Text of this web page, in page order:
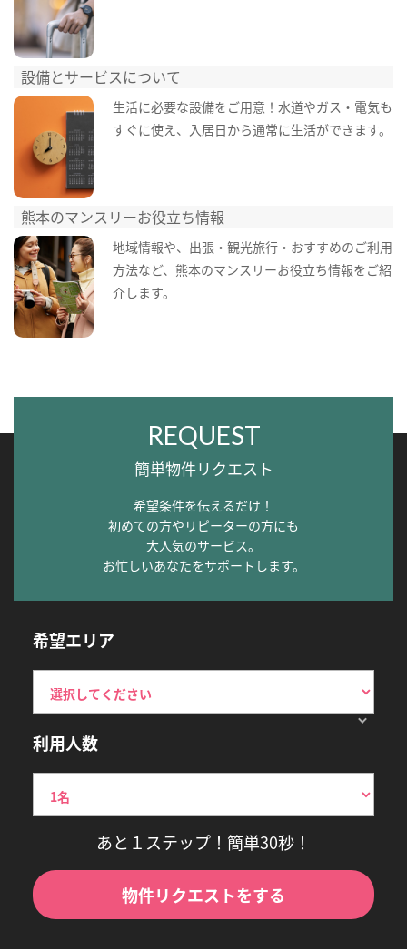
設備とサービスについて
生活に必要な設備をご用意！水道やガス・電気も
すぐに使え、入居日から通常に生活ができます。
熊本のマンスリーお役立ち情報
地域情報や、出張・観光旅行・おすすめのご利用
方法など、熊本のマンスリーお役立ち情報をご紹
介します。
REQUEST
簡単物件リクエスト
希望条件を伝えるだけ！
初めての方やリピーターの方にも
大人気のサービス。
お忙しいあなたをサポートします。
希望エリア
利用人数
あと１ステップ！簡単30秒！
物件リクエストをする